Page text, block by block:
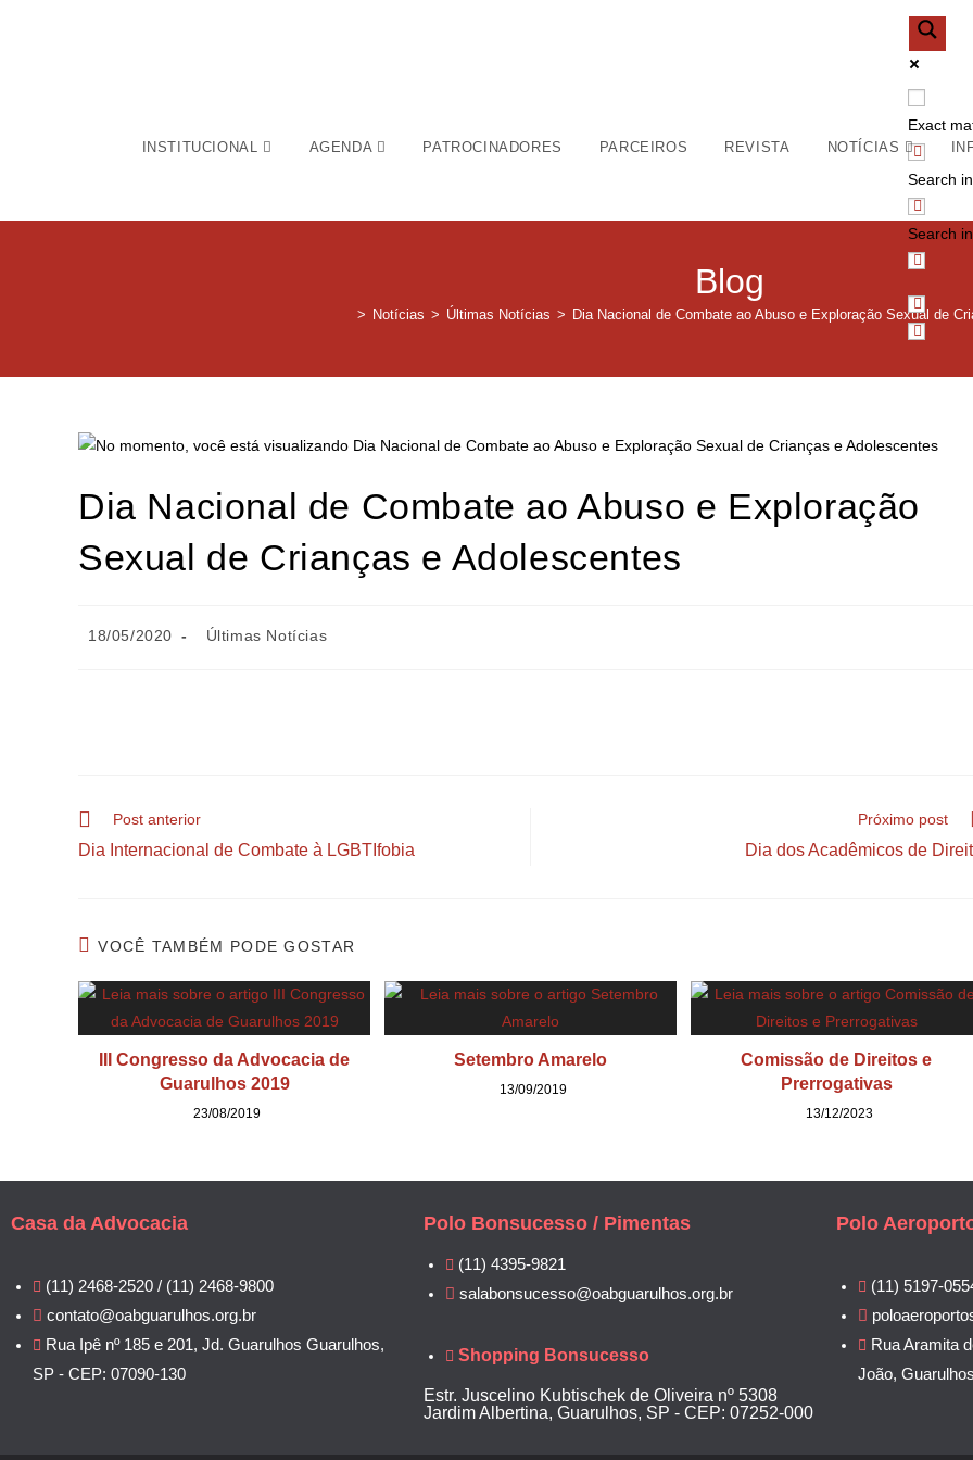
Exact
Search
Search
INSTITUCIONAL AGENDA PATROCINADORES PARCEIROS REVISTA NOTÍCIAS
Blog
> Notícias > Últimas Notícias > Dia Nacional de Combate ao Abuso e Exploração Sexual de
Dia Nacional de Combate ao Abuso e Exploração
Sexual de Crianças e Adolescentes
18/05/2020 Últimas Notícias
Post anterior
Dia Internacional de Combate à LGBTIfobia
Próximo post
Dia dos Acadêmicos de
VOCÊ TAMBÉM PODE GOSTAR
III Congresso da Advocacia de
Guarulhos 2019
23/08/2019
Setembro Amarelo
13/09/2019
Comissão de Direitos e
Prerrogativas
13/12/2023
Casa da Advocacia
(11) 2468-2520 / (11) 2468-9800
contato@oabguarulhos.org.br
Rua Ipê nº 185 e 201, Jd. Guarulhos Guarulhos,
SP - CEP: 07090-130
Polo Bonsucesso / Pimentas
(11) 4395-9821
salabonsucesso@oabguarulhos.org.br
Shopping Bonsucesso
Estr. Juscelino Kubtischek de Oliveira nº 5308
Jardim Albertina, Guarulhos, SP - CEP: 07252-000
Polo
(11) 5197-
Rua Aramita
João,